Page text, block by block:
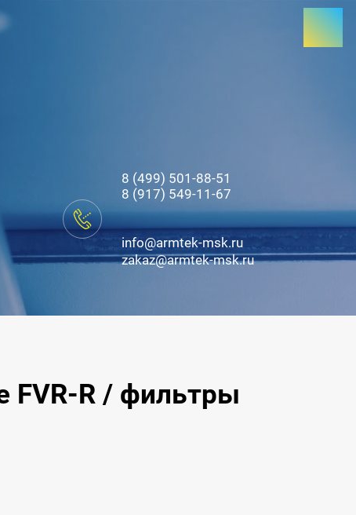
8 (499) 501-88-51
8 (917) 549-11-67
info@armtek-msk.ru
zakaz@armtek-msk.ru
FVR-R / фильтры